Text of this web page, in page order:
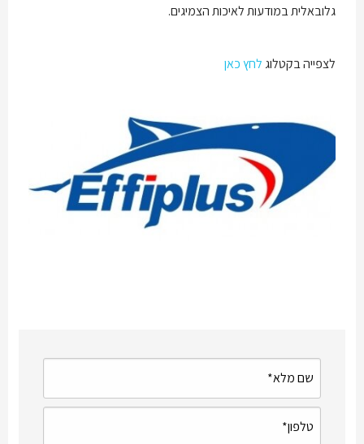
גלובאלית במודעות לאיכות הצמיגים.
לצפייה בקטלוג לחץ כאן